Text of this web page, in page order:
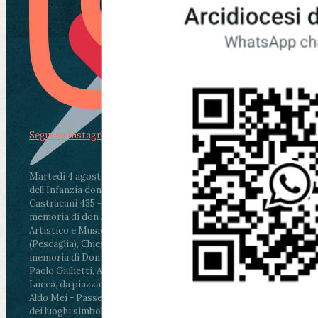
Martedì 4 agosto2026
ore 11:30 - Lucca, Scuola
dell’Infanzia don Aldo Mei - Viale Castruccio
Castracani 435 - Inaugurazione murales in
memoria di don Aldo Mei curato dal Liceo
Artistico e Musicale “Passaglia”
ore 18 - Fiano
(Pescaglia), Chiesa parrocchiale - Messa in
memoria di Don Aldo Mei celebrata da mons.
Paolo Giulietti, Arcivescovo di Lucca
ore 20.30 -
Lucca, da piazza San Michele al Cippo di don
Aldo Mei - Passeggiata della Memoria in alcuni
dei luoghi simbolo della città. Ritrovo alle ore
Segui su Instagram